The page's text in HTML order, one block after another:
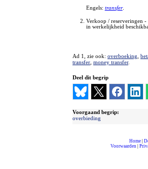
Engels: transfer.
Verkoop / reserveringen -
in werkelijkheid
Ad 1, zie ook: overboeking
transfer money transfer.
Deel dit begrip
Voorgaand begrip:
overbieding
Home|
Voorwaarden